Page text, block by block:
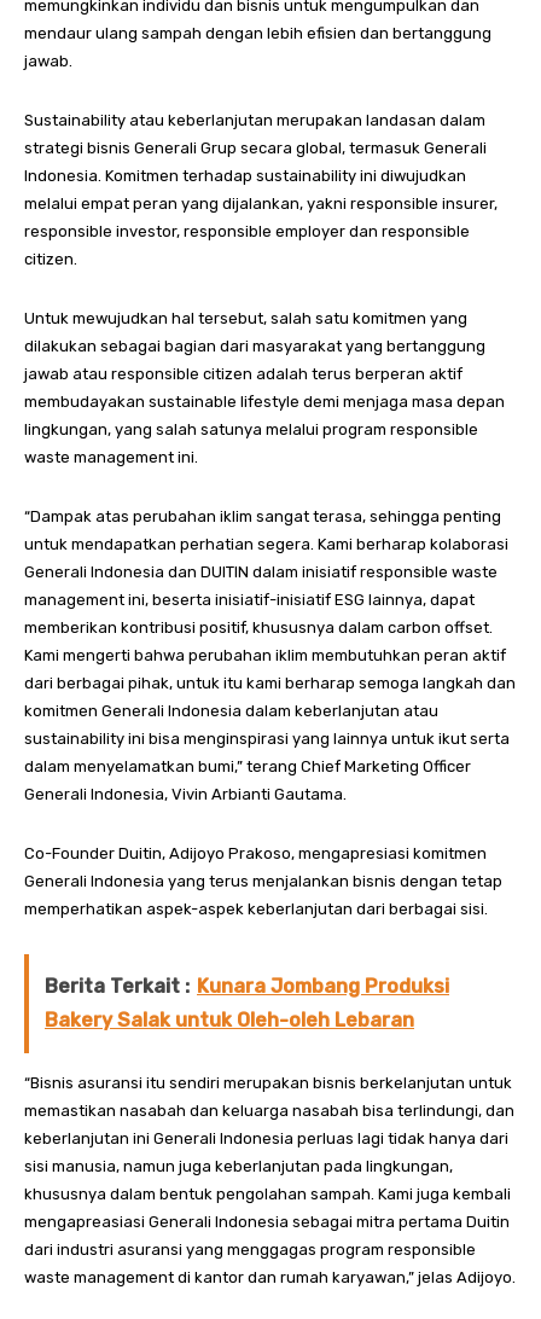
memungkinkan individu dan bisnis untuk mengumpulkan dan
mendaur ulang sampah dengan lebih efisien dan bertanggung
jawab.
Sustainability atau keberlanjutan merupakan landasan dalam
strategi bisnis Generali Grup secara global, termasuk Generali
Indonesia. Komitmen terhadap sustainability ini diwujudkan
melalui empat peran yang dijalankan, yakni responsible insurer,
responsible investor, responsible employer dan responsible
citizen.
Untuk mewujudkan hal tersebut, salah satu komitmen yang
dilakukan sebagai bagian dari masyarakat yang bertanggung
jawab atau responsible citizen adalah terus berperan aktif
membudayakan sustainable lifestyle demi menjaga masa depan
lingkungan, yang salah satunya melalui program responsible
waste management ini.
“Dampak atas perubahan iklim sangat terasa, sehingga penting
untuk mendapatkan perhatian segera. Kami berharap kolaborasi
Generali Indonesia dan DUITIN dalam inisiatif responsible waste
management ini, beserta inisiatif-inisiatif ESG lainnya, dapat
memberikan kontribusi positif, khususnya dalam carbon offset.
Kami mengerti bahwa perubahan iklim membutuhkan peran aktif
dari berbagai pihak, untuk itu kami berharap semoga langkah dan
komitmen Generali Indonesia dalam keberlanjutan atau
sustainability ini bisa menginspirasi yang lainnya untuk ikut serta
dalam menyelamatkan bumi,” terang Chief Marketing Officer
Generali Indonesia, Vivin Arbianti Gautama.
Co-Founder Duitin, Adijoyo Prakoso, mengapresiasi komitmen
Generali Indonesia yang terus menjalankan bisnis dengan tetap
memperhatikan aspek-aspek keberlanjutan dari berbagai sisi.
Berita Terkait : Kunara Jombang Produksi
Bakery Salak untuk Oleh-oleh Lebaran
“Bisnis asuransi itu sendiri merupakan bisnis berkelanjutan untuk
memastikan nasabah dan keluarga nasabah bisa terlindungi, dan
keberlanjutan ini Generali Indonesia perluas lagi tidak hanya dari
sisi manusia, namun juga keberlanjutan pada lingkungan,
khususnya dalam bentuk pengolahan sampah. Kami juga kembali
mengapreasiasi Generali Indonesia sebagai mitra pertama Duitin
dari industri asuransi yang menggagas program responsible
waste management di kantor dan rumah karyawan,” jelas Adijoyo.